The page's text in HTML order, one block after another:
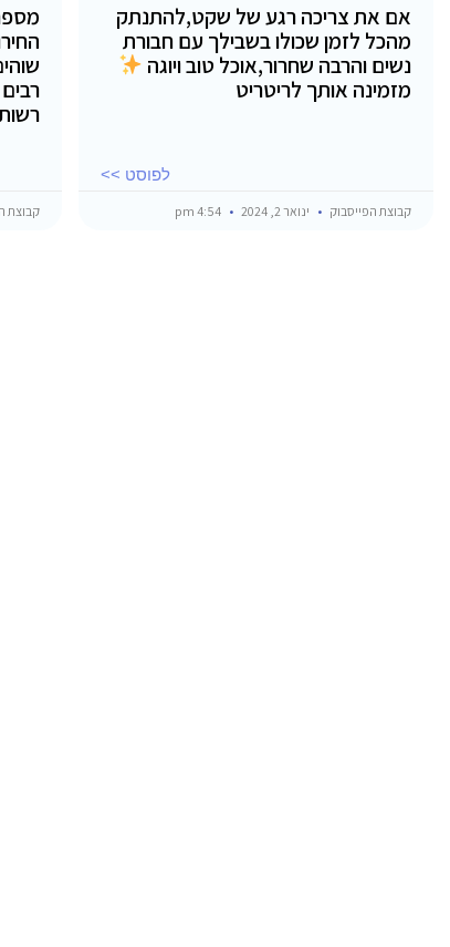
אם את צריכה רגע של שקט,להתנתק
מהכל לזמן שכולו בשבילך עם חבורת
נשים והרבה שחרור,אוכל טוב ויוגה
מזמינה אותך לריטריט
לפוסט >>
קבוצת הפייסבוק ינואר 2, 2024 קבוצת